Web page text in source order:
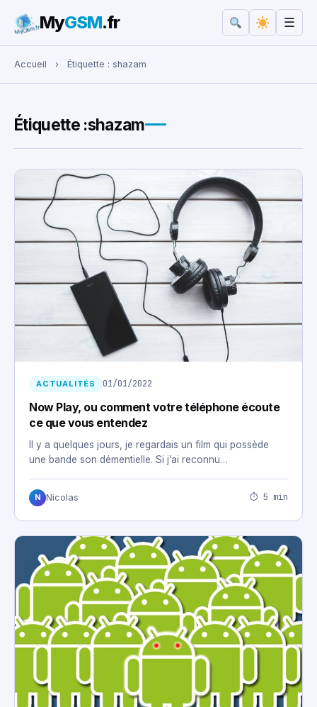
Rechercher :
MyGSM.fr ☰
Accueil › Étiquette : shazam
Étiquette :shazam
ACTUALITÉS 01/01/2022
Now Play, ou comment votre téléphone écoute
ce que vous entendez
Il y a quelques jours, je regardais un film qui possède
une bande son démentielle. Si j’ai reconnu…
N Nicolas ⏱ 5 min